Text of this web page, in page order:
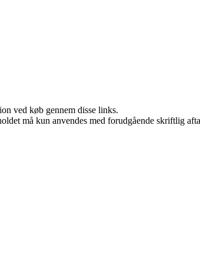
ved køb gennem disse links.
må kun anvendes med forudgående skriftlig